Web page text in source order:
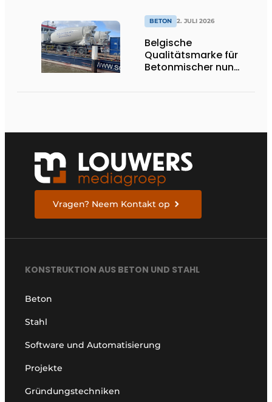
BETON 2. JULI 2026
Belgische
Qualitätsmarke für
Betonmischer nun
Vragen? Neem Kontakt op
KONSTRUKTION AUS BETON UND STAHL
Beton
Stahl
Software und Automatisierung
Projekte
Gründungstechniken